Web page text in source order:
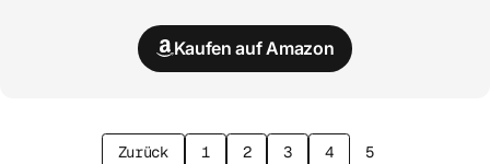
Kaufen auf Amazon
Zurück 1 2 3 4 5